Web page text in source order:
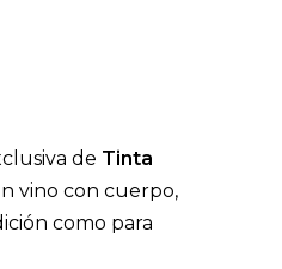
de Tinta
vino con cuerpo,
como para